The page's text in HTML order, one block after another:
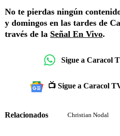
No te pierdas ningún
y domingos en las tardes de
través de la Señal En Vivo.
Sigue a Caracol
📺 Sigue a Caracol
Relacionados Christian Nodal